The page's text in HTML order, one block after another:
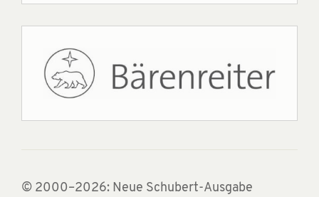
© 2000–2026: Neue Schubert-Ausgabe